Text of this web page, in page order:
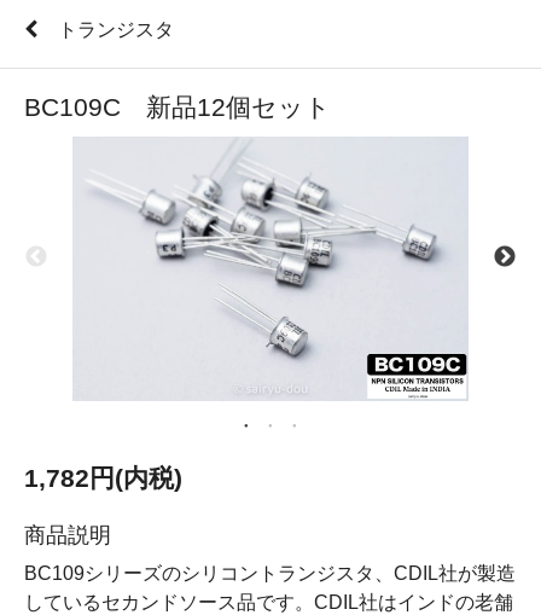
トランジスタ
BC109C 新品12個セット
1,782円(内税)
商品説明
BC109シリーズのシリコントランジスタ、CDIL社が製造
しているセカンドソース品です。CDIL社はインドの老舗